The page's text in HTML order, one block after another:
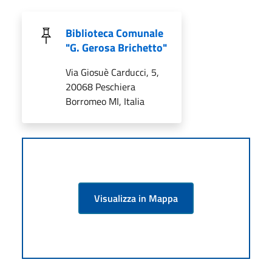
Biblioteca Comunale
"G. Gerosa Brichetto"
Via Giosuè Carducci, 5,
20068 Peschiera
Borromeo MI, Italia
Visualizza in Mappa